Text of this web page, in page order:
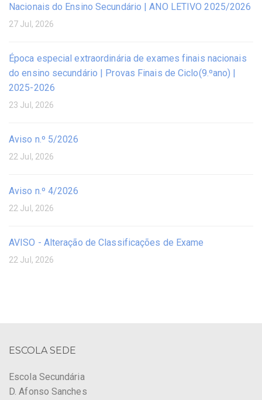
Nacionais do Ensino Secundário | ANO LETIVO 2025/2026
27 Jul, 2026
Época especial extraordinária de exames finais nacionais
do ensino secundário | Provas Finais de Ciclo(9.ºano) |
2025-2026
23 Jul, 2026
Aviso n.º 5/2026
22 Jul, 2026
Aviso n.º 4/2026
22 Jul, 2026
AVISO - Alteração de Classificações de Exame
22 Jul, 2026
ESCOLA SEDE
Escola Secundária
D. Afonso Sanches